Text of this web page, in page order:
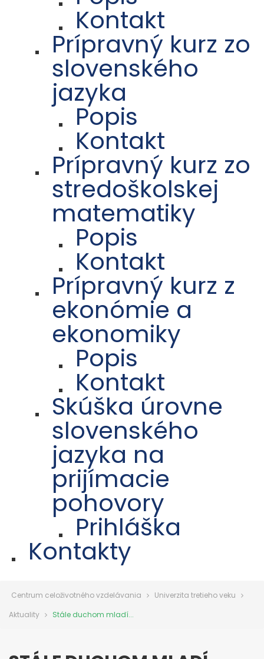
Kontakt
Prípravný kurz zo
slovenského
jazyka
Popis
Kontakt
Prípravný kurz zo
stredoškolskej
matematiky
Popis
Kontakt
Prípravný kurz z
ekonómie a
ekonomiky
Popis
Kontakt
Skúška úrovne
slovenského
jazyka na
prijímacie
pohovory
Prihláška
Kontakty
Centrum celoživotného vzdelávania
Univerzita tretieho veku
Aktuality
Stále duchom mladí...